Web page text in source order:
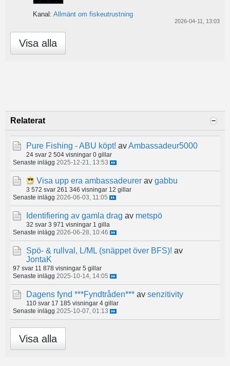
Kanal: Allmänt om fiskeutrustning
2026-04-11, 13:03
Visa alla
Relaterat
Pure Fishing - ABU köpt! avAmbassadeur5000
24 svar 2 504 visningar 0 gillar
Senaste inlägg 2025-12-21, 13:53
Visa upp era ambassadeurer av gabbu
3 572 svar 261 346 visningar 12 gillar
Senaste inlägg 2026-06-03, 11:05
Identifiering av gamla drag av metspö
32 svar 3 971 visningar 1 gilla
Senaste inlägg 2026-06-28, 10:46
Spö- & rullval, L/ML (snäppet över BFS)! av
JontaK
97 svar 11 878 visningar 5 gillar
Senaste inlägg 2025-10-14, 14:05
Dagens fynd ***Fyndtråden*** av senzitivity
110 svar 17 185 visningar 4 gillar
Senaste inlägg 2025-10-07, 01:13
Visa alla